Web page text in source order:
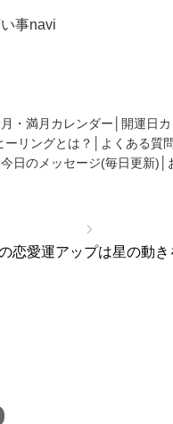
・満月カレンダー 開運日
ーリングとは？
よくある質問
今日のメッセージ(毎日更新)
恋愛運アップは星の動